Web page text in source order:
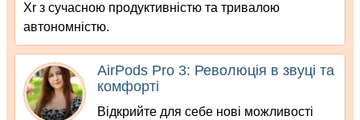
Xr з сучасною продуктивністю та тривалою
автономністю.
AirPods Pro 3: Революція в звуці та
комфорті
Відкрийте для себе нові можливості